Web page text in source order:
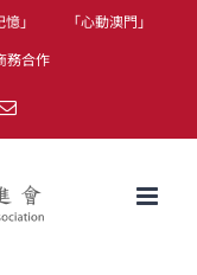
」
「心動澳門」
務合作
Email